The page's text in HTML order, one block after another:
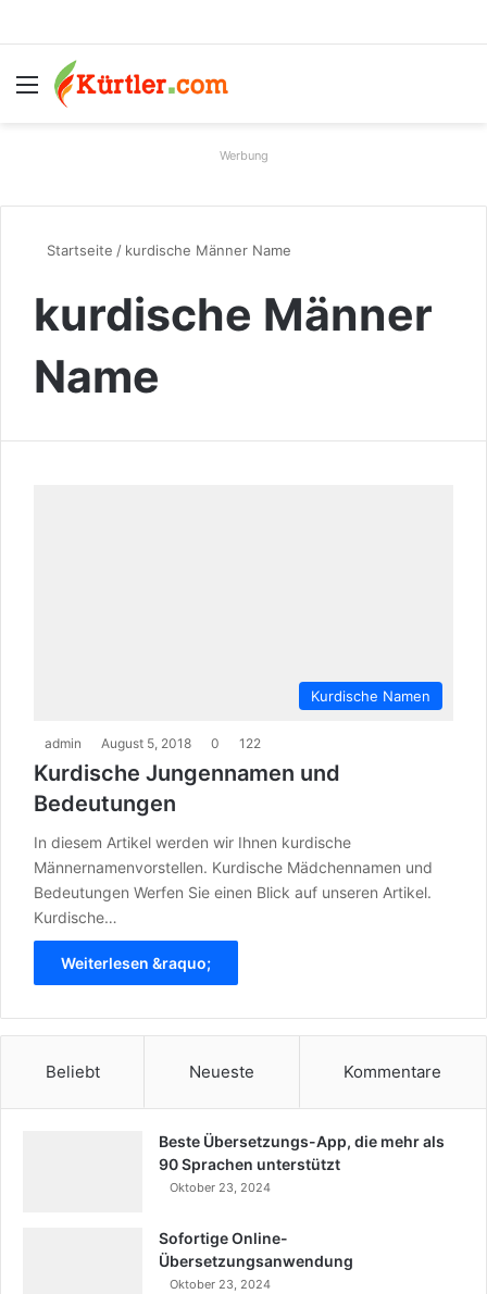
Menü
Werbung
Startseite / kurdische Männer Name
kurdische Männer
Name
Kurdische Namen
admin August 5, 2018 0 122
Kurdische Jungennamen und
Bedeutungen
In diesem Artikel werden wir Ihnen kurdische
Männernamenvorstellen. Kurdische Mädchennamen und
Bedeutungen Werfen Sie einen Blick auf unseren Artikel.
Kurdische…
Weiterlesen &raquo;
Beliebt Neueste Kommentare
Beste Übersetzungs-App, die mehr als
90 Sprachen unterstützt
Oktober 23, 2024
Sofortige Online-
Übersetzungsanwendung
Oktober 23, 2024